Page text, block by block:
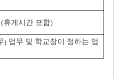
휴게시간 포함)
) 업무 및 학교장이 정하는 업